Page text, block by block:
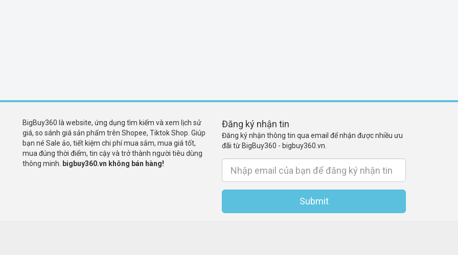
BigBuy360 là website, ứng dụng tìm kiếm và xem lịch sử
giá, so sánh giá sản phẩm trên Shopee, Tiktok Shop. Giúp
bạn né Sale ảo, tiết kiệm chi phí mua sắm, mua giá tốt,
mua đúng thời điểm, tin cậy và trở thành người tiêu dùng
thông minh.
bigbuy360.vn không bán hàng!
Đăng ký nhận tin
Đăng ký nhận thông tin qua email để nhận được nhiều ưu
đãi từ BigBuy360 - bigbuy360.vn.
Submit